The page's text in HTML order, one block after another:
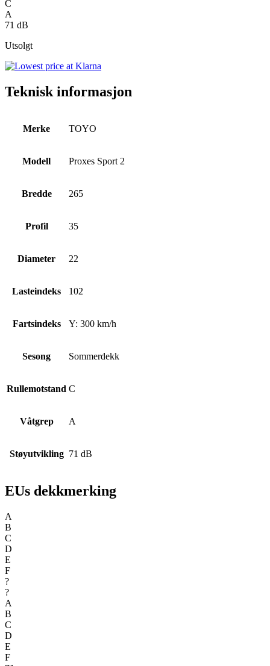
C
A
71 dB
Utsolgt
Teknisk informasjon
Merke TOYO
Modell Proxes Sport 2
Bredde 265
Profil 35
Diameter 22
Lasteindeks 102
Fartsindeks Y: 300 km/h
Sesong Sommerdekk
Rullemotstand C
Våtgrep A
Støyutvikling 71 dB
EUs dekkmerking
A
B
C
D
E
F
?
?
A
B
C
D
E
F